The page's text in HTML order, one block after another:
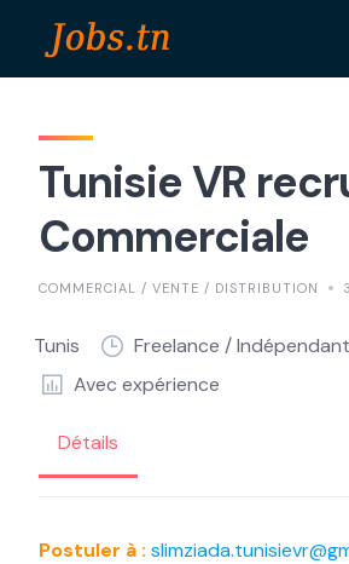
Tunisie VR
Commerciale
COMMERCIAL / VENTE / DISTRIBUTION
Tunis
Freelance / Indépendant
Avec expérience
Détails
Postuler à :